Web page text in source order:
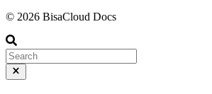
© 2026 BisaCloud Docs